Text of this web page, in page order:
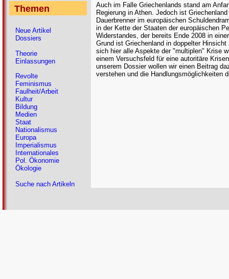
Auch im Falle Griechenlands stand am
Regierung in Athen. Jedoch ist
Dauerbrenner im europäischen
in der Kette der Staaten der europäischen
Widerstandes, der bereits Ende 2008 in
Grund ist Griechenland in doppelter
sich hier alle Aspekte der "multiplen" Krise
einem Versuchsfeld für eine autoritäre
unserem Dossier wollen wir einen Beitrag
verstehen und die Handlungsmöglichkeiten
Themen
Neue Artikel
Dossiers
Theorie
Einlassungen
Revolte
Feminismus
Faulheit/Arbeit
Kultur
Bildung
Medien
Staat
Nationalismus
Europa
Imperialismus
Internationales
Pol. Ökonomie
Ökologie
Suche nach Artikeln